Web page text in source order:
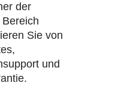
der
Sie von
und